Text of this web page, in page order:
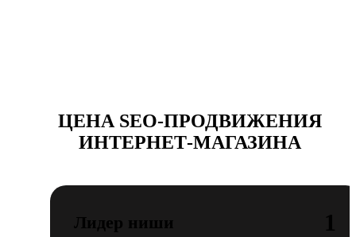
ЦЕНА SEO-ПРОДВИЖЕНИЯ
ИНТЕРНЕТ-МАГАЗИНА
Лидер ниши 1